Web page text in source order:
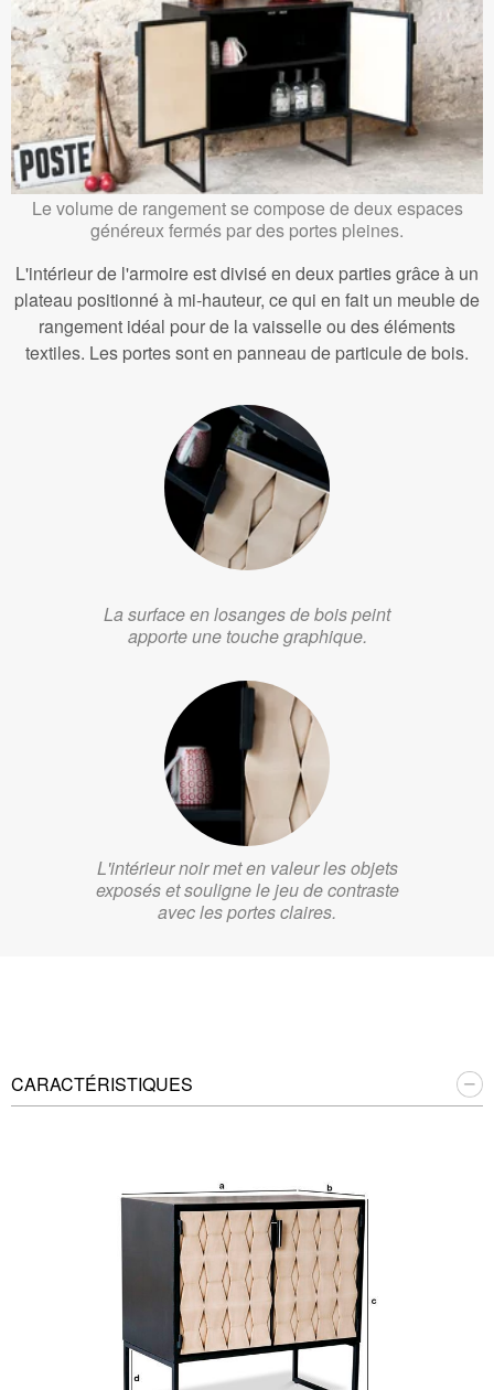
Le volume de rangement se compose de deux espaces
généreux fermés par des portes pleines.
L'intérieur de l'armoire est divisé en deux parties grâce à un
plateau positionné à mi-hauteur, ce qui en fait un meuble de
rangement idéal pour de la vaisselle ou des éléments
textiles. Les portes sont en panneau de particule de bois.
La surface en losanges de bois peint
apporte une touche graphique.
L'intérieur noir met en valeur les objets
exposés et souligne le jeu de contraste
avec les portes claires.
CARACTÉRISTIQUES